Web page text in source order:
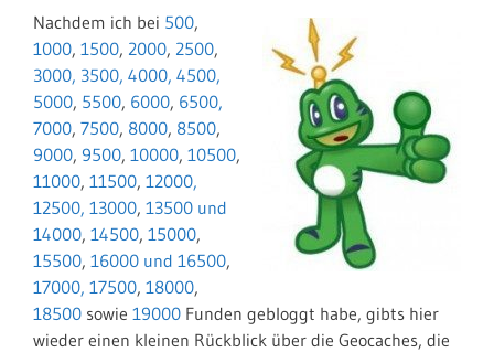
Nachdem ich bei 500,
1000, 1500, 2000, 2500,
3000, 3500, 4000, 4500,
5000, 5500, 6000, 6500,
7000, 7500, 8000, 8500,
9000, 9500, 10000, 10500,
11000, 11500, 12000,
12500, 13000, 13500 und
14000, 14500, 15000,
15500, 16000 und 16500,
17000, 17500, 18000,
18500 sowie 19000 Funden gebloggt habe, gibts hier
wieder einen kleinen Rückblick über die Geocaches, die